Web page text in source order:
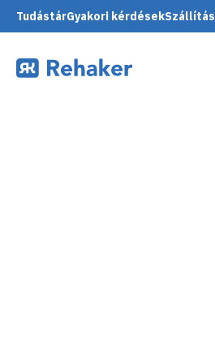
TudástárGyakori kérdésekSzállítás